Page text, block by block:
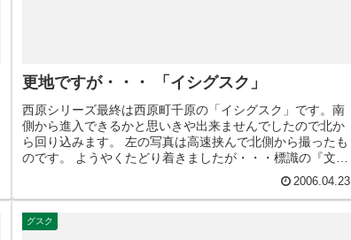
更地ですが・・・ 「イシグスク」
西原シリーズ最終は西原町千原の「イシグスク」です。南
側から進入できるかと思いきや出来ませんでしたので北か
ら回り込みます。 左の写真は高速挟んで北側から撮ったも
のです。 ようやくたどり着きましたが・・・標識の『文化
2006.04.23
グスク